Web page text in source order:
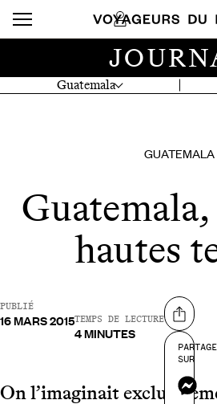
Guatemala
GUATEMALA
Guatemala,
hautes
PUBLIÉ
16 MARS 2015TEMPS DE LECTURE
4 MINUTES
SUR
On l’imaginait